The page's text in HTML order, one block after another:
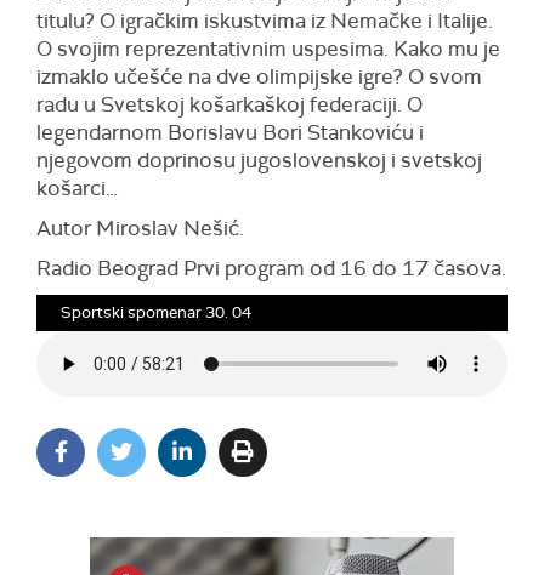
titulu? O igračkim iskustvima iz Nemačke i Italije.
O svojim reprezentativnim uspesima. Kako mu je
izmaklo učešće na dve olimpijske igre? O svom
radu u Svetskoj košarkaškoj federaciji. O
legendarnom Borislavu Bori Stankoviću i
njegovom doprinosu jugoslovenskoj i svetskoj
košarci…
Autor Miroslav Nešić.
Radio Beograd Prvi program od 16 do 17 časova.
Sportski spomenar 30. 04